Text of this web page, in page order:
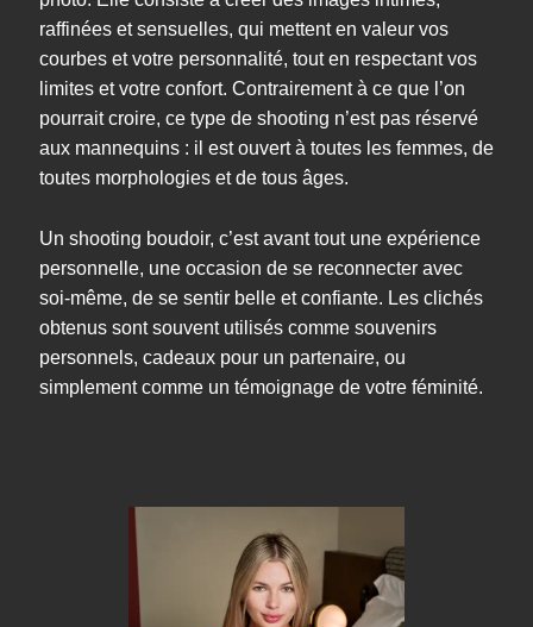
raffinées et sensuelles, qui mettent en valeur vos
courbes et votre personnalité, tout en respectant vos
limites et votre confort. Contrairement à ce que l’on
pourrait croire, ce type de shooting n’est pas réservé
aux mannequins : il est ouvert à toutes les femmes, de
toutes morphologies et de tous âges.
Un shooting boudoir, c’est avant tout une expérience
personnelle, une occasion de se reconnecter avec
soi-même, de se sentir belle et confiante. Les clichés
obtenus sont souvent utilisés comme souvenirs
personnels, cadeaux pour un partenaire, ou
simplement comme un témoignage de votre féminité.